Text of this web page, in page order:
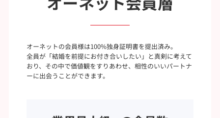
オーネットの会員様は100%独身証明書を提出済み。
全員が「結婚を前提にお付き合いしたい」と真剣に考えて
おり、その中で価値観をすりあわせ、相性のいいパートナ
ーに出会うことができます。